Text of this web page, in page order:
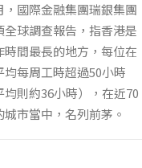
，國際金融集團瑞銀集團
全球調查報告，指香港是
時間最長的地方，每位在
均每周工時超過50小時
均則約36小時），在近70
市當中，名列前茅。